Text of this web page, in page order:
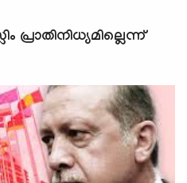
പ്രാതിനിധ്യമില്ലെന്ന്